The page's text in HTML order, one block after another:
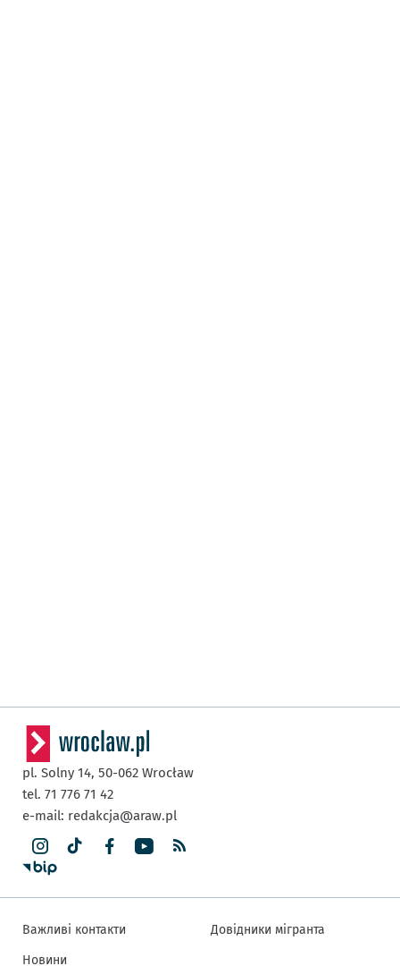
pl. Solny 14, 50-062 Wrocław
tel. 71 776 71 42
e-mail: redakcja@araw.pl
Важливі контакти
Новини
Довідники мігранта